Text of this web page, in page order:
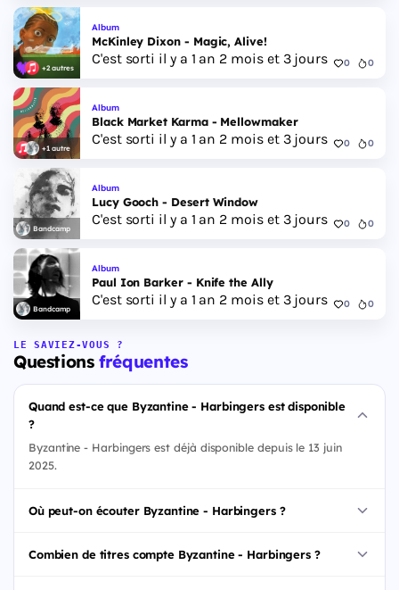
+2 autres
Album
McKinley Dixon - Magic, Alive!
C'est sorti il y a 1 an 2 mois et 3 jours 0 0
+1 autre
Album
Black Market Karma - Mellowmaker
C'est sorti il y a 1 an 2 mois et 3 jours 0 0
Bandcamp
Album
Lucy Gooch - Desert Window
C'est sorti il y a 1 an 2 mois et 3 jours 0 0
Bandcamp
Album
Paul Ion Barker - Knife the Ally
C'est sorti il y a 1 an 2 mois et 3 jours 0 0
LE SAVIEZ-VOUS ?
Questionsfréquentes
Quand est-ce que Byzantine - Harbingers est disponible
?
Byzantine - Harbingers est déjà disponible depuis le 13 juin
2025.
Où peut-on écouter Byzantine - Harbingers ?
Combien de titres compte Byzantine - Harbingers ?